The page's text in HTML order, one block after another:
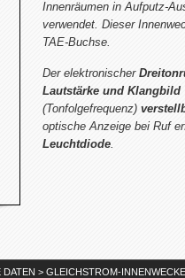
Innenräumen in Aufputz-
verwendet. Dieser
TAE-Buchse.
Der elektronischer
Lautstärke und Klangbild
(Tonfolgefrequenz)
optische Anzeige bei Ruf
Leuchtdiode.
> GLEICHSTROM-